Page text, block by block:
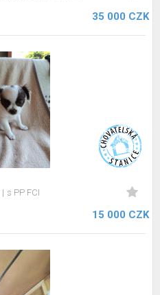
35 000 CZK
s PP FCI
15 000 CZK